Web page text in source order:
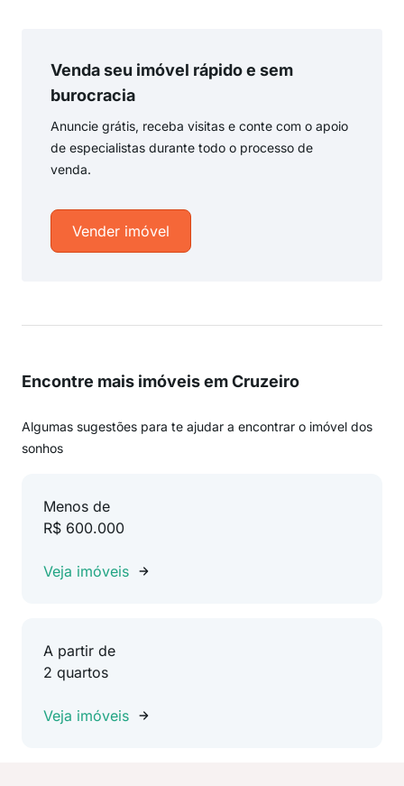
Venda seu imóvel rápido e sem
burocracia
Anuncie grátis, receba visitas e conte com o apoio
de especialistas durante todo o processo de
venda.
Vender imóvel
Encontre mais imóveis em Cruzeiro
Algumas sugestões para te ajudar a encontrar o imóvel dos
sonhos
Menos de
R$ 600.000
Veja imóveis
A partir de
2 quartos
Veja imóveis